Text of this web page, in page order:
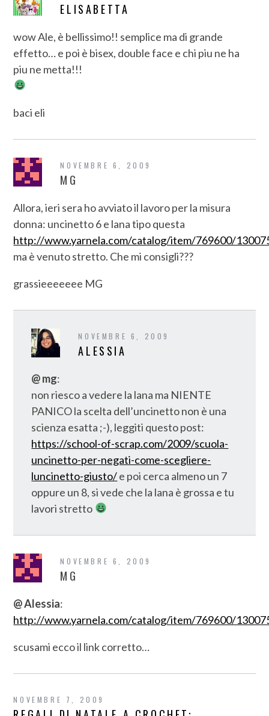
ELISABETTA
wow Ale, è bellissimo!! semplice ma di grande
effetto… e poi è bisex, double face e chi piu ne ha
piu ne metta!!!
baci eli
NOVEMBRE 6, 2009
MG
Allora, ieri sera ho avviato il lavoro per la misura
donna: uncinetto 6 e lana tipo questa
http://www.yarnela.com/catalog/item/769600/
ma è venuto stretto. Che mi consigli???
grassieeeeeee MG
NOVEMBRE 6, 2009
ALESSIA
@ mg:
non riesco a vedere la lana ma NIENTE
PANICO la scelta dell’uncinetto non è una
scienza esatta ;-), leggiti questo post:
https://school-of-scrap.com/2009/scuola-
uncinetto-per-negati-come-scegliere-
luncinetto-giusto/e poi cerca almeno un 7
oppure un 8, si vede che la lana è grossa e tu
lavori stretto
NOVEMBRE 6, 2009
MG
@ Alessia:
http://www.yarnela.com/catalog/item/769600/
scusami ecco il link corretto…
NOVEMBRE 7, 2009